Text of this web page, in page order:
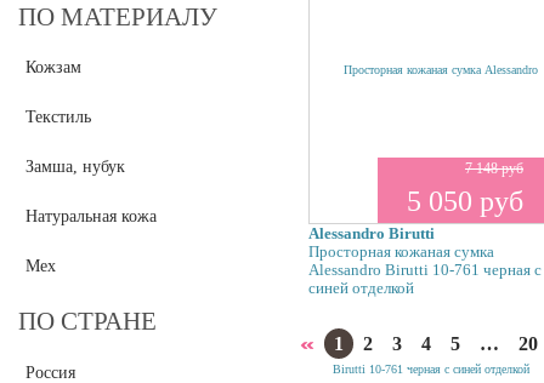
ПО МАТЕРИАЛУ
Кожзам
Текстиль
Замша, нубук
Натуральная кожа
Мех
ПО СТРАНЕ
Россия
7 148 руб
5 050 руб
Alessandro Birutti
Просторная кожаная сумка
Alessandro Birutti 10-761 черная с
синей отделкой
1 2 3 4 5 … 20